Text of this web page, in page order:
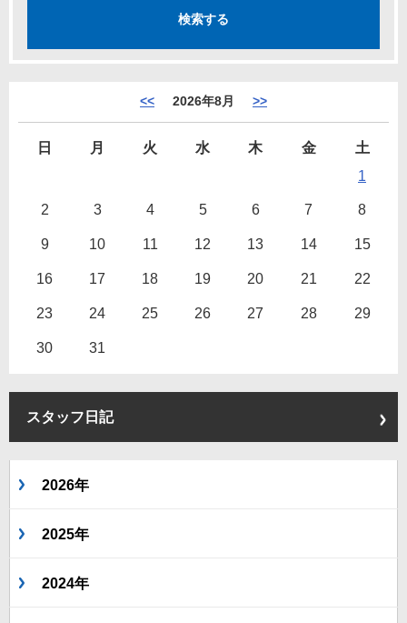
<< 2026年8月 >>
日 月 火 水 木 金
土
1
2 3 4 5 6 7 8
9 10 11 12 13 14 15
16 17 18 19 20 21 22
23 24 25 26 27 28 29
30 31
スタッフ日記
2026年
2025年
2024年